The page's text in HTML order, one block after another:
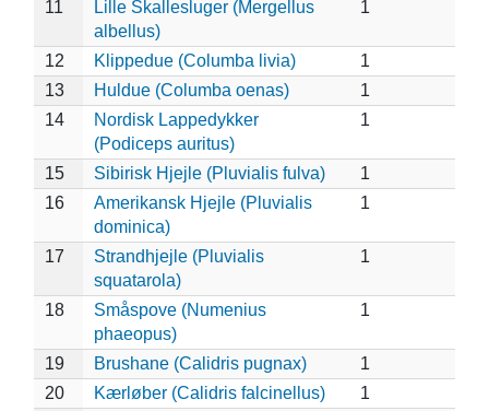
11
Lille Skallesluger (Mergellus
albellus)
1
12 Klippedue (Columba livia)
1
13
Huldue (Columba oenas)
1
14
Nordisk Lappedykker
(Podiceps auritus)
1
15 Sibirisk Hjejle (Pluvialis fulva)
1
16
Amerikansk Hjejle (Pluvialis
dominica)
1
17
Strandhjejle (Pluvialis
squatarola)
1
18
Småspove (Numenius
phaeopus)
1
19 Brushane (Calidris pugnax)
1
20
Kærløber (Calidris falcinellus)
1